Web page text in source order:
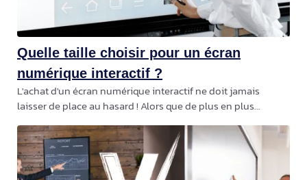
Quelle taille choisir pour un écran
numérique interactif ?
L'achat d'un écran numérique interactif ne doit jamais
laisser de place au hasard ! Alors que de plus en plus
produits pour s'équiper, on